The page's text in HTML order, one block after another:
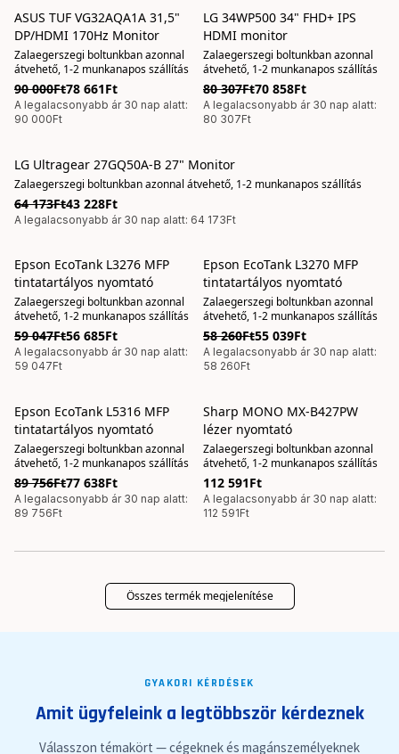
AKCIÓS
ASUS TUF VG32AQA1A 31,5"
DP/HDMI 170Hz Monitor
Zalaegerszegi boltunkban azonnal
átvehető, 1-2 munkanapos szállítás
90 000Ft78 661Ft
A legalacsonyabb ár 30 nap alatt:
90 000Ft
AKCIÓS
LG 34WP500 34" FHD+ IPS
HDMI monitor
Zalaegerszegi boltunkban azonnal
átvehető, 1-2 munkanapos szállítás
80 307Ft70 858Ft
A legalacsonyabb ár 30 nap alatt:
80 307Ft
LG Ultragear 27GQ50A-B 27" Monitor
Zalaegerszegi boltunkban azonnal átvehető, 1-2 munkanapos szállítás
64 173Ft43 228Ft
A legalacsonyabb ár 30 nap alatt: 64 173Ft
AKCIÓS
Epson EcoTank L3270 MFP
tintatartályos nyomtató
Zalaegerszegi boltunkban azonnal
átvehető, 1-2 munkanapos szállítás
58 260Ft55 039Ft
A legalacsonyabb ár 30 nap alatt:
58 260Ft
AKCIÓS
Epson EcoTank L3276 MFP
tintatartályos nyomtató
Zalaegerszegi boltunkban azonnal
átvehető, 1-2 munkanapos szállítás
59 047Ft56 685Ft
A legalacsonyabb ár 30 nap alatt:
59 047Ft
Sharp MONO MX-B427PW
lézer nyomtató
Zalaegerszegi boltunkban azonnal
átvehető, 1-2 munkanapos szállítás
112 591Ft
A legalacsonyabb ár 30 nap alatt:
112 591Ft
AKCIÓS
Epson EcoTank L5316 MFP
tintatartályos nyomtató
Zalaegerszegi boltunkban azonnal
átvehető, 1-2 munkanapos szállítás
89 756Ft77 638Ft
A legalacsonyabb ár 30 nap alatt:
89 756Ft
Összes termék megjelenítése
GYAKORI KÉRDÉSEK
Amit ügyfeleink a legtöbbször kérdeznek
Válasszon témakört — cégeknek és magánszemélyeknek